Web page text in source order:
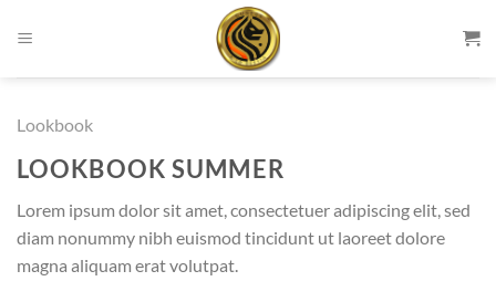
Lookbook
LOOKBOOK SUMMER
Lorem ipsum dolor sit amet, consectetuer adipiscing elit, sed
diam nonummy nibh euismod tincidunt ut laoreet dolore
magna aliquam erat volutpat.